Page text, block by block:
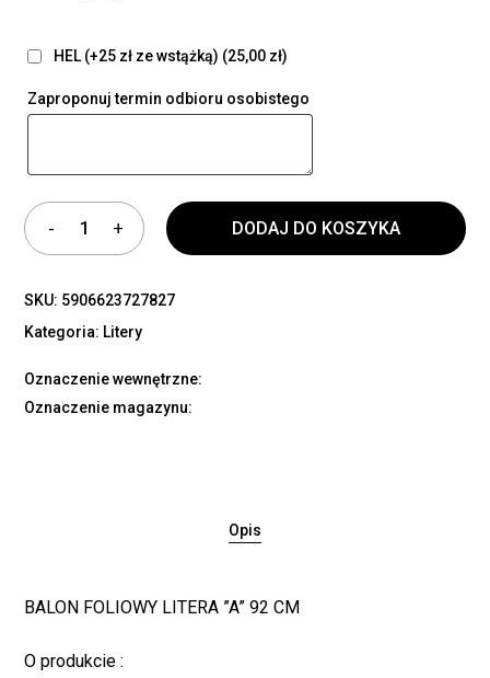
HEL (+25 zł ze wstążką) (25,00 zł)
Zaproponuj termin odbioru osobistego
DODAJ DO KOSZYKA
SKU: 5906623727827
Kategoria: Litery
Oznaczenie wewnętrzne:
Oznaczenie magazynu:
Opis
BALON FOLIOWY LITERA ”A” 92 CM
O produkcie :